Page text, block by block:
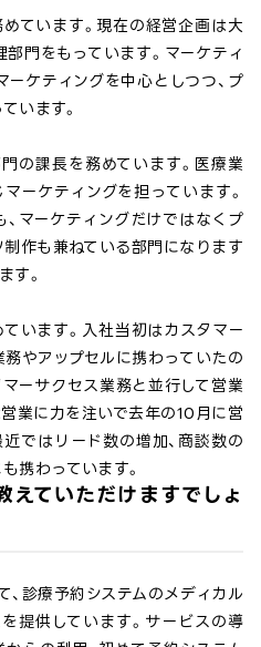
ています。現在の経営企画は大
門をもっています。マーケティ
ーケティングを中心としつつ、プ
います。
の課長を務めています。医療業
ーケティングを担っています。
マーケティングだけではなくプ
作も兼ねている部門になります
す。
います。入社当初はカスタマー
やアップセルに携わっていたの
ーサクセス業務と並行して営業
業に力を注いで去年の10月に営
ではリード数の増加、商談数の
携わっています。
えていただけますでしょ
、診療予約システムのメディカル
提供しています。サービスの導